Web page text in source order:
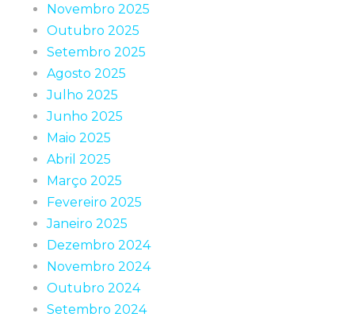
Novembro 2025
Outubro 2025
Setembro 2025
Agosto 2025
Julho 2025
Junho 2025
Maio 2025
Abril 2025
Março 2025
Fevereiro 2025
Janeiro 2025
Dezembro 2024
Novembro 2024
Outubro 2024
Setembro 2024